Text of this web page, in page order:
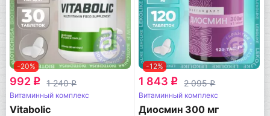
-20%
992 q 1 240q
Витаминный комплекс
Vitabolic
-12%
1 843 q 2 095q
Витаминный комплекс
Диосмин 300 мг